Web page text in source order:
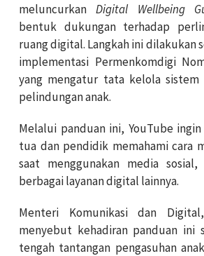
meluncurkanDigital Wellbeing
bentuk dukungan terhadap
ruang digital. Langkah ini dilakukan
implementasi Permenkomdigi
yang mengatur tata kelola
pelindungan anak.
Melalui panduan ini, YouTube
tua dan pendidik memahami cara
saat menggunakan media
berbagai layanan digital lainnya.
Menteri Komunikasi dan
menyebut kehadiran panduan ini
tengah tantangan pengasuhan